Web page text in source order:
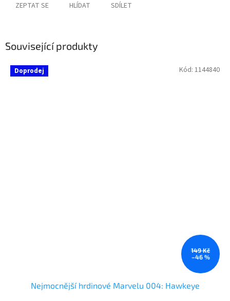
ZEPTAT SE HLÍDAT SDÍLET
Související produkty
Doprodej
149 Kč
–46 %
Nejmocnější hrdinové Marvelu 004: Hawkeye
Kód: 1144840